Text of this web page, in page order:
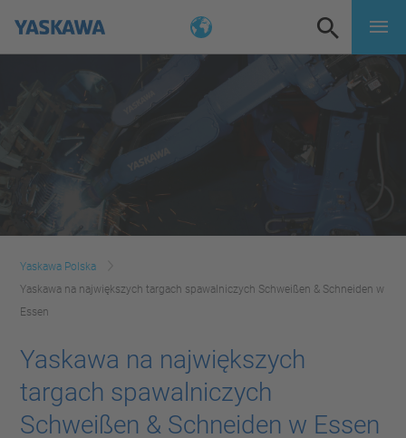
Yaskawa Polska
Yaskawa na największych targach spawalniczych Schweißen & Schneiden w
Essen
Yaskawa na największych
targach spawalniczych
Schweißen & Schneiden w Essen